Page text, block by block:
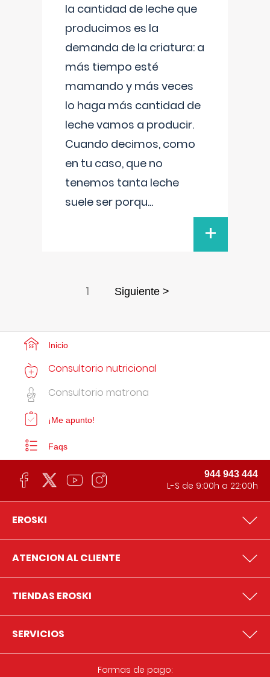
la cantidad de leche que
producimos es la
demanda de la criatura: a
más tiempo esté
mamando y más veces
lo haga más cantidad de
leche vamos a producir.
Cuando decimos, como
en tu caso, que no
tenemos tanta leche
suele ser porqu...
+
1 Siguiente >
Inicio
Consultorio nutricional
Consultorio matrona
¡Me apunto!
Faqs
944 943 444
L-S de 9:00h a 22:00h
EROSKI
ATENCION AL CLIENTE
TIENDAS EROSKI
SERVICIOS
Formas de pago: